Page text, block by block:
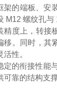
架的端板、安
M12 螺纹孔与
精度上，转接
移。同时，其
性。
定的衔接性能
可靠的结构支撑